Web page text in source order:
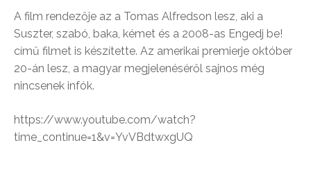
A film rendezője az a Tomas Alfredson lesz, aki a
Suszter, szabó, baka, kémet és a 2008-as Engedj be!
című filmet is készítette. Az amerikai premierje október
20-án lesz, a magyar megjelenéséről sajnos még
nincsenek infók.
https://www.youtube.com/watch?
time_continue=1&v=YvVBdtwxgUQ